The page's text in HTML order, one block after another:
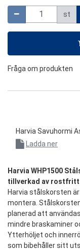
ruostumattomasta
teräspiipun
st
Fråga om produkten
Harvia Savuhormi
Ladda ner
Harvia WHP1500
tillverkad av rostfritt
Harvia stålskorsten
montera.
planerad att
mindre braskaminer
Ytterhöljet och
som bibehåller sitt